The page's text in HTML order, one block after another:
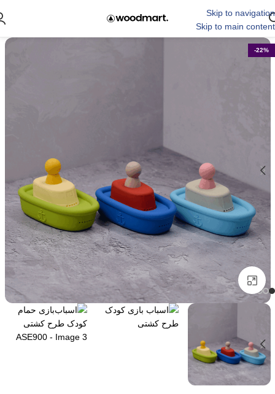
Skip to navigation
Skip to main content
-22%
بزرگتر ببینید